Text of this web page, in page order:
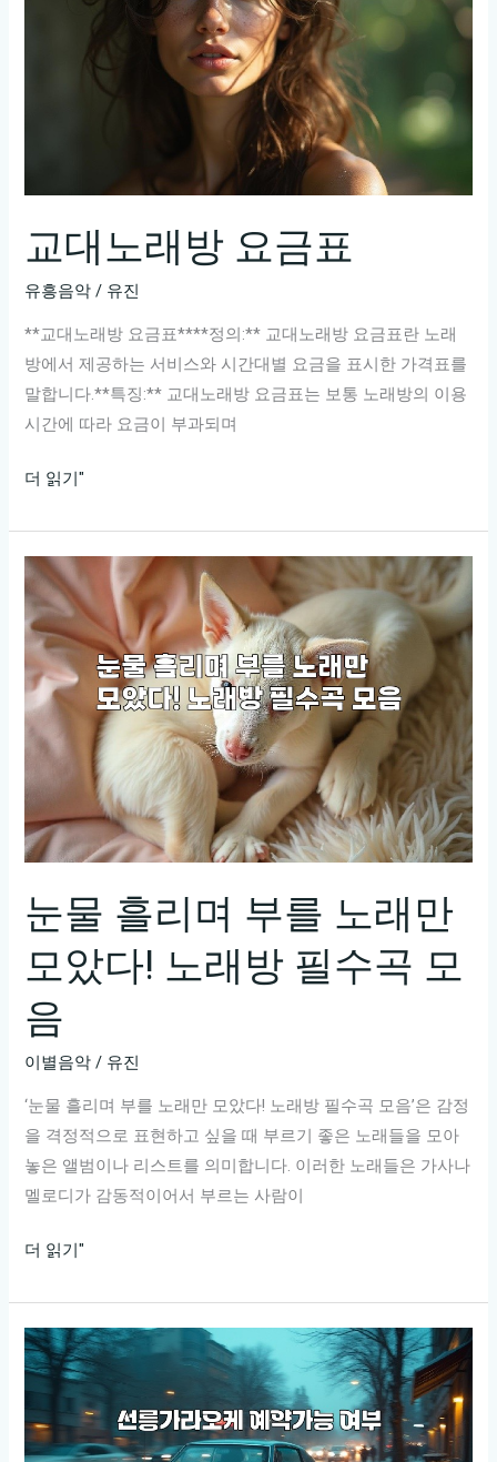
교대노래방 요금표
유흥음악 / 유진
**교대노래방 요금표****정의:** 교대노래방 요금표란 노래
방에서 제공하는 서비스와 시간대별 요금을 표시한 가격표를
말합니다.**특징:** 교대노래방 요금표는 보통 노래방의 이용
시간에 따라 요금이 부과되며
교
노
래
방
요
금
표
더 읽기"
눈물 흘리며 부를 노래만
모았다! 노래방 필수곡 모
음
이별음악 / 유진
‘눈물 흘리며 부를 노래만 모았다! 노래방 필수곡 모음’은 감정
을 격정적으로 표현하고 싶을 때 부르기 좋은 노래들을 모아
놓은 앨범이나 리스트를 의미합니다. 이러한 노래들은 가사나
멜로디가 감동적이어서 부르는 사람이
눈
흘
리
며
를
더 읽기"